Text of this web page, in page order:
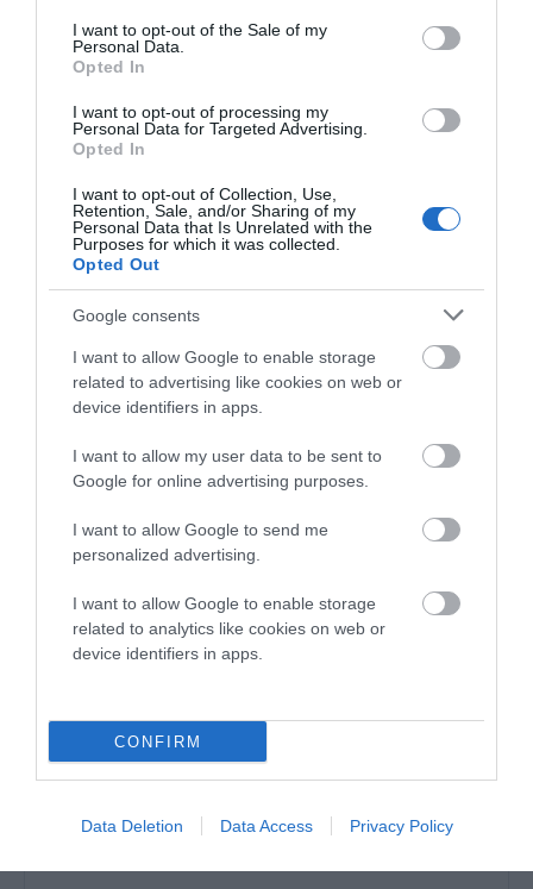
consent section.
I want to opt-out of the Sale of my
Personal Data.
Opted In
I want to opt-out of processing my
Personal Data for Targeted Advertising.
Opted In
I want to opt-out of Collection, Use,
Retention, Sale, and/or Sharing of my
Personal Data that Is Unrelated with the
Purposes for which it was collected.
Opted Out
Google consents
I want to allow Google to enable storage
related to advertising like cookies on web or
device identifiers in apps.
I want to allow my user data to be sent to
Google for online advertising purposes.
I want to allow Google to send me
personalized advertising.
I want to allow Google to enable storage
related to analytics like cookies on web or
device identifiers in apps.
CONFIRM
Data Deletion Data Access Privacy Policy
ΚΑΛΕΣ ΓΙΟΡΤΕΣ ΣΕ ΟΛΟΥΣ
“ΕΝ ΑΝΔΡΩ”
ΑΦΉΣΤΕ ΈΝΑ ΣΧΌΛΙΟ
σημειώνονται με*